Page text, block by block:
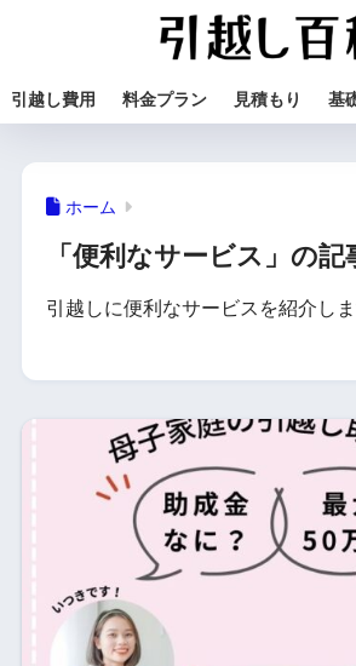
引越し費用 料金プラン 見積もり 基
ホーム
「便利なサービス」の記
引越しに便利なサービスを紹介しま